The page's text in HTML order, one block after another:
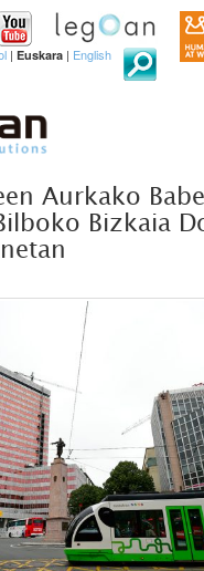
| Euskara | English
Aurkako
Bizkaia